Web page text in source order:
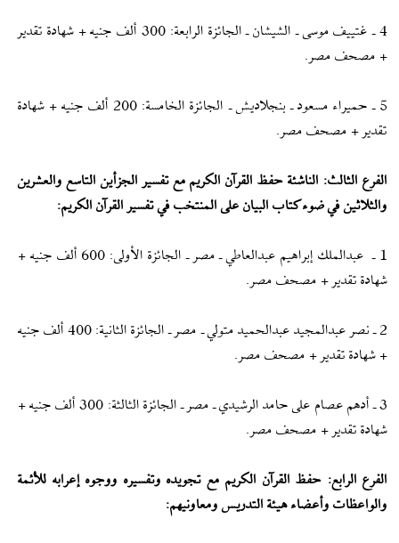
4 ـ غتييف موسى ـ الشيشان ـ الجائزة الرابعة: 300 ألف جنيه + شهادة تقدير
+ مصحف مصر.
5 ـ حميراء مسعود ـ بنجلاديش ـ الجائزة الخامسة: 200 ألف جنيه + شهادة
تقدير + مصحف مصر.
الفرع الثالث: الناشئة حفظ القرآن الكريم مع تفسير الجزأين التاسع والعشرين
والثلاثين في ضوء كتاب البيان على المنتخب في تفسير القرآن الكريم:
1 ـ عبدالملك إبراهيم عبدالعاطي ـ مصر ـ الجائزة الأولى: 600 ألف جنيه +
شهادة تقدير + مصحف مصر.
2 ـ نصر عبدالمجيد عبدالحميد متولي ـ مصر ـ الجائزة الثانية: 400 ألف جنيه
+ شهادة تقدير + مصحف مصر.
3 ـ أدهم عصام على حامد الرشيدي ـ مصر ـ الجائزة الثالثة: 300 ألف جنيه +
شهادة تقدير + مصحف مصر.
الفرع الرابع: حفظ القرآن الكريم مع تجويده وتفسيره ووجوه إعرابه للأئمة
والواعظات وأعضاء هيئة التدريس ومعاونيهم: